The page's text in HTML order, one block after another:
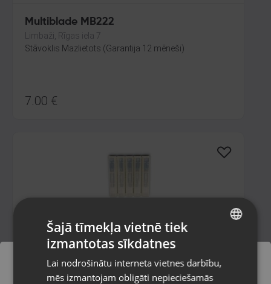
Multiblade MB222
Limbaži, Rīgas iela 7
Stāvoklis Mazlietots (Garantija 12 mēneši)
7.00 €
OSG V-POT M14x1.5 OH4 5P
Smiltene, Baznīcas laukums 4
Stāvoklis Jauns (Garantija 24 mēneši)
RUSSIAN
Šajā tīmekļa vietnē tiek
izmantotas sīkdatnes
Lai nodrošinātu interneta vietnes darbību,
mēs izmantojam obligāti nepieciešamās